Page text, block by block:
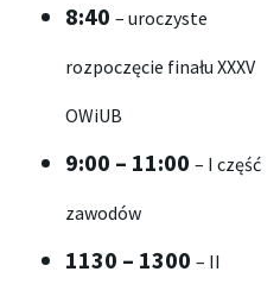
8:40– uroczyste
rozpoczęcie finału XXXV
OWiUB
9:00 – 11:00– I część
zawodów
1130 – 1300– II